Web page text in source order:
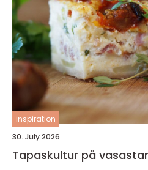
inspiration
30. July 2026
Tapaskultur på